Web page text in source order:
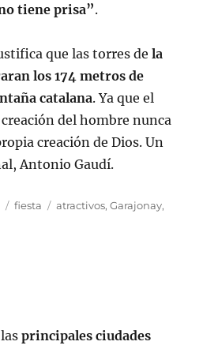
tiene prisa”.
que las torres dela
los 174 metros de
catalana. Ya que el
del hombre nunca
creación de Dios. Un
Antonio Gaudí.
Categorías
fiesta Etiquetas
atractivos,Garajonay,
lasprincipales ciudades